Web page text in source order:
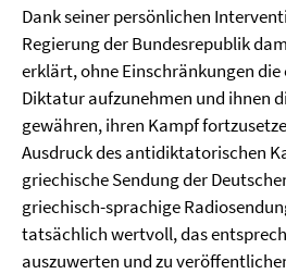
Dank seiner persönlichen
Regierung der Bundesrepublik
erklärt, ohne Einschränkungen
Diktatur aufzunehmen und ihnen
gewähren, ihren Kampf
Ausdruck des antidiktatorischen
griechische Sendung der
griechisch-sprachige
tatsächlich wertvoll, das
auszuwerten und zu